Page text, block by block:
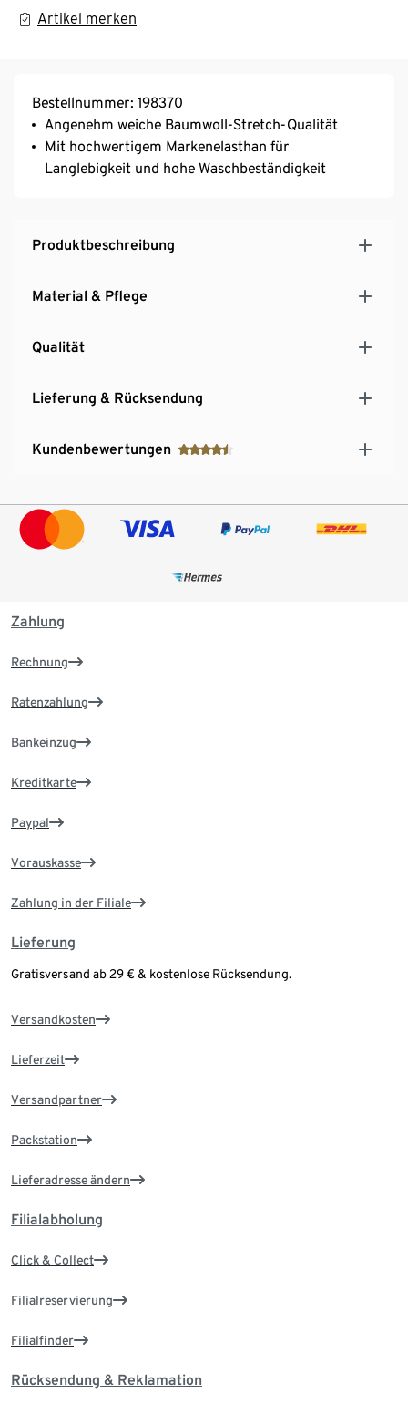
Artikel merken
Bestellnummer: 198370
Angenehm weiche Baumwoll-Stretch-Qualität
Mit hochwertigem Markenelasthan für
Langlebigkeit und hohe Waschbeständigkeit
Produktbeschreibung
Material & Pflege
Qualität
Lieferung & Rücksendung
Kundenbewertungen
Zahlung
Rechnung
Ratenzahlung
Bankeinzug
Kreditkarte
Paypal
Vorauskasse
Zahlung in der Filiale
Lieferung
Gratisversand ab 29 € & kostenlose Rücksendung.
Versandkosten
Lieferzeit
Versandpartner
Packstation
Lieferadresse ändern
Filialabholung
Click & Collect
Filialreservierung
Filialfinder
Rücksendung & Reklamation